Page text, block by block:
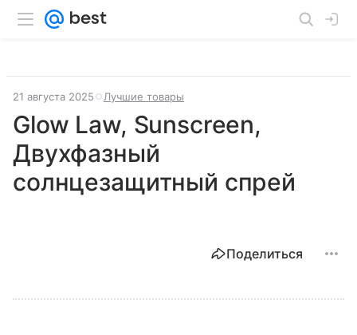
21 августа 2025 Лучшие товары
Glow Law, Sunscreen,
Двухфазный
солнцезащитный спрей
Поделиться